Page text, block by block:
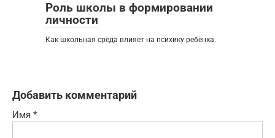
Роль школы в формировании
личности
Как школьная среда влияет на психику ребёнка.
Добавить комментарий
Имя *